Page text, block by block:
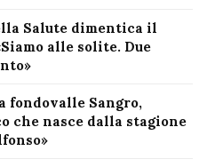
Salute dimentica il
alle solite. Due
fondovalle Sangro,
che nasce dalla stagione